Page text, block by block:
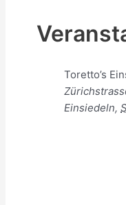
Toretto’s
Einsiedeln,